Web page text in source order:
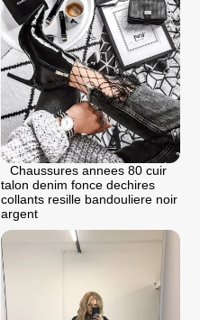
Chaussures annees 80 cuir
talon denim fonce dechires
collants resille bandouliere noir
argent